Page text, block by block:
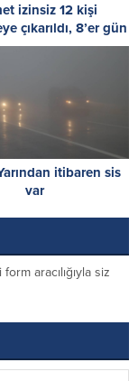
izinsiz 12 kişi
çıkarıldı, 8’er gün
emri verildi
itibaren sis
var
aracılığıyla siz